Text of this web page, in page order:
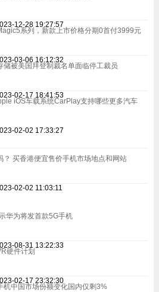
12-28 19:27:57
系列，新款上市价格分期0首付3999元
03-06 16:12:32
储被美国拜登制裁名单面临停工裁员
02-17 18:41:53
iOS车载系统CarPlay支持哪些更多汽车
02-02 17:33:27
？ 买香港便宜售价手机市场地点和网站
02-02 11:03:11
华为将发首款5G手机
08-31 13:22:33
硬件计划
02-17 23:32:30
机中国市场份额变化国内仅剩3%